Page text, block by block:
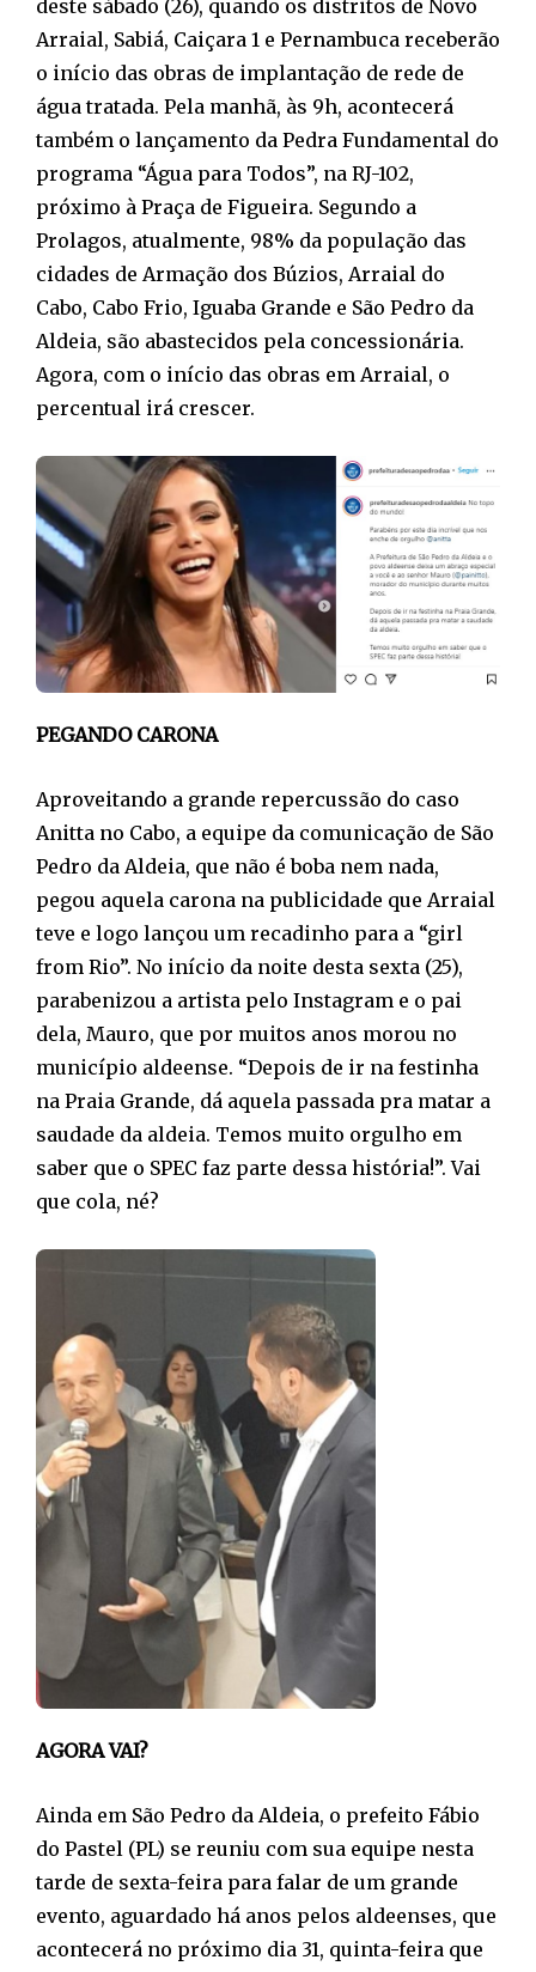
deste sábado (26), quando os distritos de Novo
Arraial, Sabiá, Caiçara 1 e Pernambuca receberão
o início das obras de implantação de rede de
água tratada. Pela manhã, às 9h, acontecerá
também o lançamento da Pedra Fundamental do
programa “Água para Todos”, na RJ-102,
próximo à Praça de Figueira. Segundo a
Prolagos, atualmente, 98% da população das
cidades de Armação dos Búzios, Arraial do
Cabo, Cabo Frio, Iguaba Grande e São Pedro da
Aldeia, são abastecidos pela concessionária.
Agora, com o início das obras em Arraial, o
percentual irá crescer.
PEGANDO CARONA
Aproveitando a grande repercussão do caso
Anitta no Cabo, a equipe da comunicação de São
Pedro da Aldeia, que não é boba nem nada,
pegou aquela carona na publicidade que Arraial
teve e logo lançou um recadinho para a “girl
from Rio”. No início da noite desta sexta (25),
parabenizou a artista pelo Instagram e o pai
dela, Mauro, que por muitos anos morou no
município aldeense. “Depois de ir na festinha
na Praia Grande, dá aquela passada pra matar a
saudade da aldeia. Temos muito orgulho em
saber que o SPEC faz parte dessa história!”. Vai
que cola, né?
AGORA VAI?
Ainda em São Pedro da Aldeia, o prefeito Fábio
do Pastel (PL) se reuniu com sua equipe nesta
tarde de sexta-feira para falar de um grande
evento, aguardado há anos pelos aldeenses, que
acontecerá no próximo dia 31, quinta-feira que